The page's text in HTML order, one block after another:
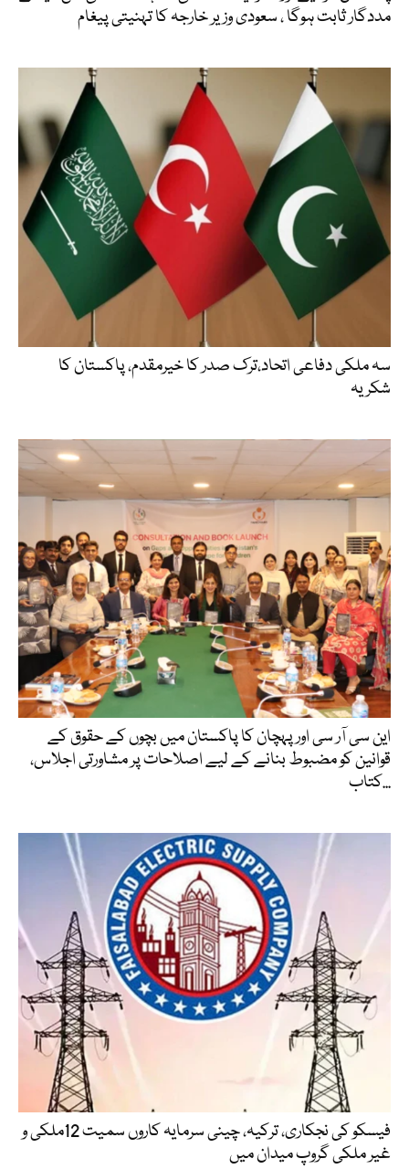
مددگار ثابت ہوگا ، سعودی وزیر خارجہ کا تہنیتی پیغام
سہ ملکی دفاعی اتحاد،ترک صدر کا خیرمقدم، پاکستان کا
شکریہ
این سی آر سی اور پہچان کا پاکستان میں بچوں کے حقوق کے
قوانین کو مضبوط بنانے کے لیے اصلاحات پر مشاورتی اجلاس،
کتاب...
فیسکو کی نجکاری، ترکیہ، چینی سرمایہ کاروں سمیت 12ملکی و
غیر ملکی گروپ میدان میں